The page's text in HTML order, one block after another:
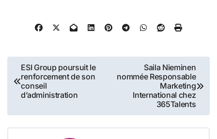
Navigation
de
l’article
ESI Group poursuit le
renforcement de son
conseil
d’administration
Saila Nieminen
nommée Responsable
Marketing
International chez
365Talents